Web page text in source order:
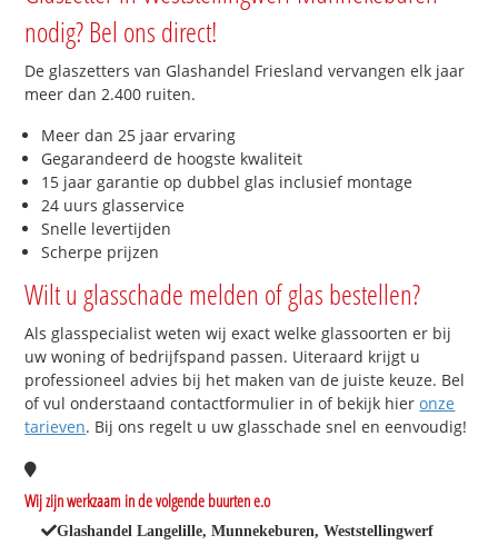
nodig? Bel ons direct!
De glaszetters van Glashandel Friesland vervangen elk jaar
meer dan 2.400 ruiten.
Meer dan 25 jaar ervaring
Gegarandeerd de hoogste kwaliteit
15 jaar garantie op dubbel glas inclusief montage
24 uurs glasservice
Snelle levertijden
Scherpe prijzen
Wilt u glasschade melden of glas bestellen?
Als glasspecialist weten wij exact welke glassoorten er bij
uw woning of bedrijfspand passen. Uiteraard krijgt u
professioneel advies bij het maken van de juiste keuze. Bel
of vul onderstaand contactformulier in of bekijk hieronze
tarieven. Bij ons regelt u uw glasschade snel en eenvoudig!
Wij zijn werkzaam in de volgende buurten e.o
Glashandel Langelille, Munnekeburen, Weststellingwerf